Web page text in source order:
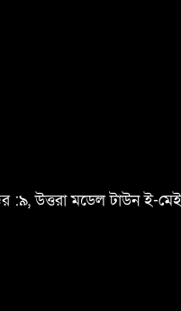
:৯, উত্তরা মডেল টাউন